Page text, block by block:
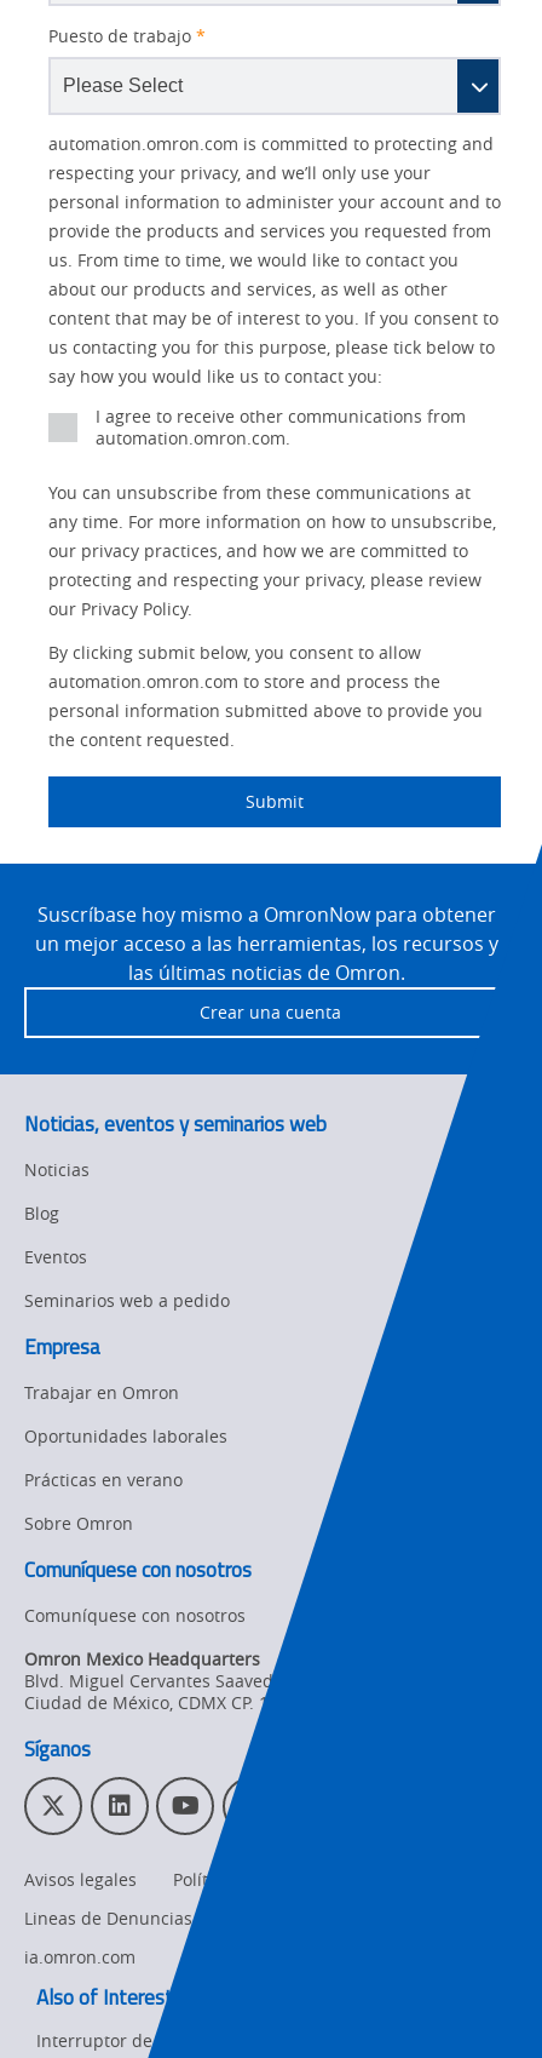
Puesto de trabajo *
Other
Source
Lead
Detail
Status
Opt-in
Marketing
No
Yes
I
an
Your
Product Family
Interest
Automation
Systems
Identification
and Vision
Drives
SYSMAC
Motion and
Drive
Panel
Building
Technical
Traceability
Solutions Interest
IO Link
Panel Building
Quality Control
Safety Solutions
Technical Support
Training
Predictive
Maintenance
Flexible
Manufacturing
Sysmac Platform
Newsletter/Marketing
Product Launches
Strategic Business
Updates
Other
Pricing
Chain/Demand
automation.omron.com is committed to protecting and
respecting your privacy, and we’ll only use your
personal information to administer your account and to
provide the products and services you requested from
us. From time to time, we would like to contact you
about our products and services, as well as other
content that may be of interest to you. If you consent to
us contacting you for this purpose, please tick below to
say how you would like us to contact you:
I agree to receive other communications from
automation.omron.com.
You can unsubscribe from these communications at
any time. For more information on how to unsubscribe,
our privacy practices, and how we are committed to
protecting and respecting your privacy, please review
our Privacy Policy.
By clicking submit below, you consent to allow
automation.omron.com to store and process the
personal information submitted above to provide you
the content requested.
Submit
FooterSuscríbase hoy mismo a OmronNow para obtener
un mejor acceso a las herramientas, los recursos y
las últimas noticias de Omron.
Crear una cuenta
Noticias, eventos y seminarios web
Noticias
Blog
Eventos
Seminarios web a pedido
Empresa
Trabajar en Omron
Oportunidades laborales
Prácticas en verano
Sobre Omron
Comuníquese con nosotros
Comuníquese con nosotros
Omron Mexico Headquarters
Blvd. Miguel Cervantes Saavedra 169 piso 1, Col. Granada
Ciudad de México, CDMX CP. 11520
Síganos
T
w
t
t
r
L
i
k
e
I
n
Y
o
u
T
u
b
e
Avisos legales
Política de privacidad
Lineas de Denuncias
ia.omron.com
Also of Interest:
Interruptor de hora digital H5S